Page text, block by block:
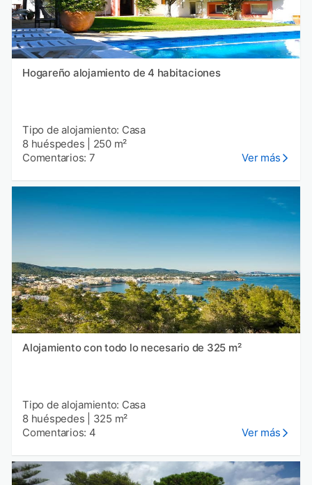
Hogareño alojamiento de 4 habitaciones
Tipo de alojamiento: Casa
8 huéspedes
250 m²
Comentarios: 7
Ver más
Alojamiento con todo lo necesario de 325 m²
Tipo de alojamiento: Casa
8 huéspedes
325 m²
Comentarios: 4
Ver más